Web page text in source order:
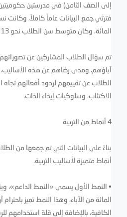
إلى الصف الثامن) في مدرستين
المائة، وكان متوسط سن الطلاب نحو 13 عاماً.
تم سؤال الطلاب المشاركين عن تصوراتهم
آباؤهم، ومدى رضاهم عن هذه الأساليب.
الطلاب عن تقييمهم لردود أفعالهم تجاه
الاكتئاب، وسلوكيات إيذاء الذات.
4 أنماط من التربية
أنماط متميزة لأساليب التربية.
المائة من الآباء، وهذا النمط تميز باحترام
الكافية، بالإضافة إلى قلة استخدامهم